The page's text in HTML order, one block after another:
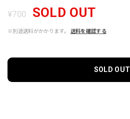
¥700 SOLD OUT
※別途送料がかかります。 送料を確認する
SOLD OUT